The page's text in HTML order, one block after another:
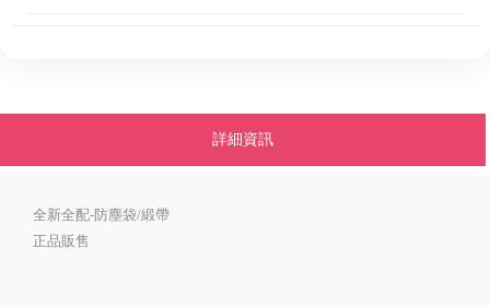
詳細資訊
全新全配-防塵袋/緞帶
正品販售